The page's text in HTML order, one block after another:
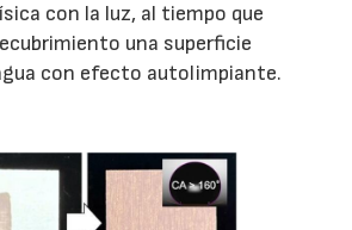
con la luz, al tiempo que
una superficie
con efecto autolimpiante.